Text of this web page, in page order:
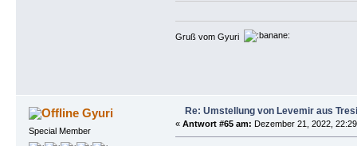
Gruß vom Gyuri
Gyuri
Special Member
Re: Umstellung von Levemir aus
« Antwort #65 am: Dezember 21, 2022,